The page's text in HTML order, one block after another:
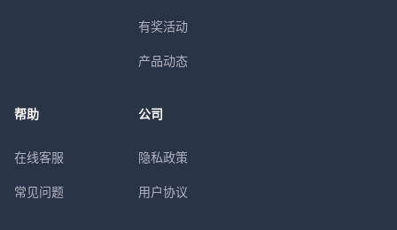
有奖活动
产品动态
帮助
在线客服
常见问题
公司
隐私政策
用户协议